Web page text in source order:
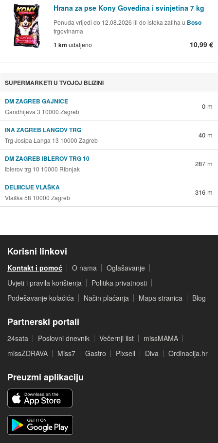
Hrana za pse Kony Govedina i svinjetina 7 kg
Ponuda vrijedi do 12.08.2026 ili do isteka zaliha u Boso
trgovinama
1 km udaljeno 10,99 €
SUPERMARKETI U TVOJOJ BLIZINI
DM ZAGREB GAJNICE
Gandhijeva 3 10000 Zagreb
0 m
INA ZAGREB LANGOV TRG
Trg Josipa Langa 13 10000 Zagreb
40 m
DM ZAGREB IBLEROV TRG 10
Iblerov trg 10 10000 Ribnjak
287 m
DELIIICIJE VLAŠKA
Vlaška 58 10000 Zagreb
316 m
Korisni linkovi
Kontakt i pomoć O nama
Oglašavanje
Uvjeti i pravila korištenja
Politika privatnosti
Podešavanje kolačića
Način plaćanja Mapa stranica Blog
Partnerski portali
24sata Poslovni dnevnik Večernji list
missMAMA
missZDRAVA
Miss7 Gastro Pixsell Diva Ordinacija.hr
Preuzmi aplikaciju